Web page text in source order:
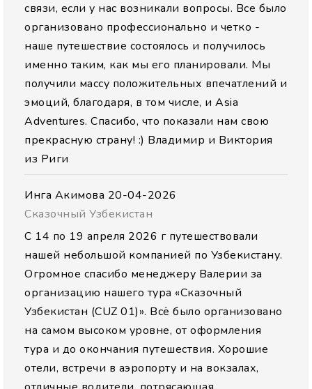
связи, если у нас возникали вопросы. Все было
организовано профессионально и четко -
наше путешествие состоялось и получилось
именно таким, как мы его планировали. Мы
получили массу положительных впечатлений и
эмоций, благодаря, в том числе, и Asia
Adventures. Спасибо, что показали нам свою
прекрасную страну! :) Владимир и Виктория
из Риги
Инга Акимова 20-04-2026
Сказочный Узбекистан
С 14 по 19 апреля 2026 г путешествовали
нашей небольшой компанией по Узбекистану.
Огромное спасибо менеджеру Валерии за
организацию нашего тура «Сказочный
Узбекистан (CUZ 01)». Всё было организовано
на самом высоком уровне, от оформления
тура и до окончания путешествия. Хорошие
отели, встречи в аэропорту и на вокзалах,